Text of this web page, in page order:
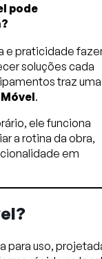
pode
e praticidade
soluções cada
traz uma
.
ele funciona
a rotina da obra,
em
para uso,